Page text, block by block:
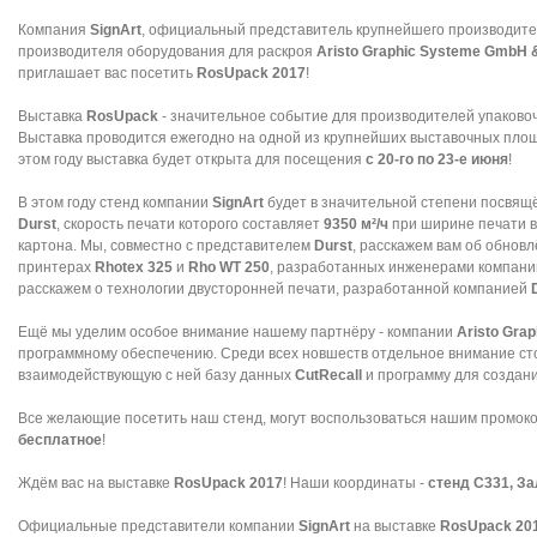
Компания SignArt, официальный представитель крупнейшего
производителя оборудования для раскроя Aristo Graphic Systeme GmbH
приглашает вас посетить RosUpack 2017!
Выставка RosUpack - значительное событие для производителей
Выставка проводится ежегодно на одной из крупнейших выставочных
этом году выставка будет открыта для посещения с 20-го по 23-е июня!
В этом году стенд компании SignArt будет в значительной степени
Durst, скорость печати которого составляет 9350 м²/ч при ширине печати
картона. Мы, совместно с представителем Durst, расскажем вам об
принтерах Rhotex 325 и Rho WT 250, разработанных инженерами
расскажем о технологии двусторонней печати, разработанной компанией
Ещё мы уделим особое внимание нашему партнёру - компании Aristo
программному обеспечению. Среди всех новшеств отдельное внимание
взаимодействующую с ней базу данных CutRecall и программу для
Все желающие посетить наш стенд, могут воспользоваться нашим
бесплатное!
Ждём вас на выставке RosUpack 2017! Наши координаты - стенд С331,
Официальные представители компании SignArt на выставке RosUpack